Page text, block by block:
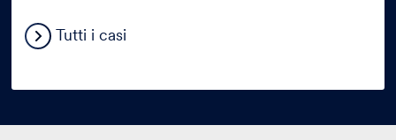
Tutti i casi